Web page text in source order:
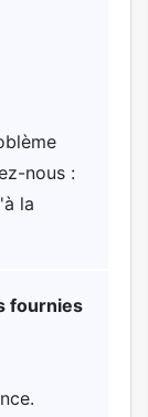
nous :
la
fournies